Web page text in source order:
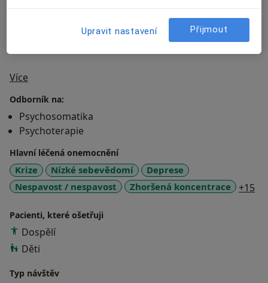
nástroje, jak pokračovat ve vlastním rozvoji i
Více
Odborník na:
Psychosomatika
Psychoterapie
Hlavní léčená onemocnění
Krize Nízké sebevědomí
Deprese
Nespavost / nespavost
Zhoršená koncentrace +15
Pacienti, které ošetřuji
Dospělí
Děti
Typ návštěv
Upravit nastavení Přijmout